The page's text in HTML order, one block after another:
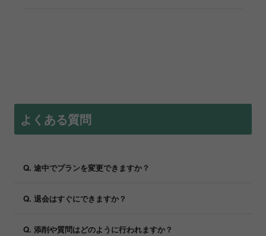
よくある質問
Q. 途中でプランを変更できますか？
Q. 退会はすぐにできますか？
Q. 添削や質問はどのように行われますか？